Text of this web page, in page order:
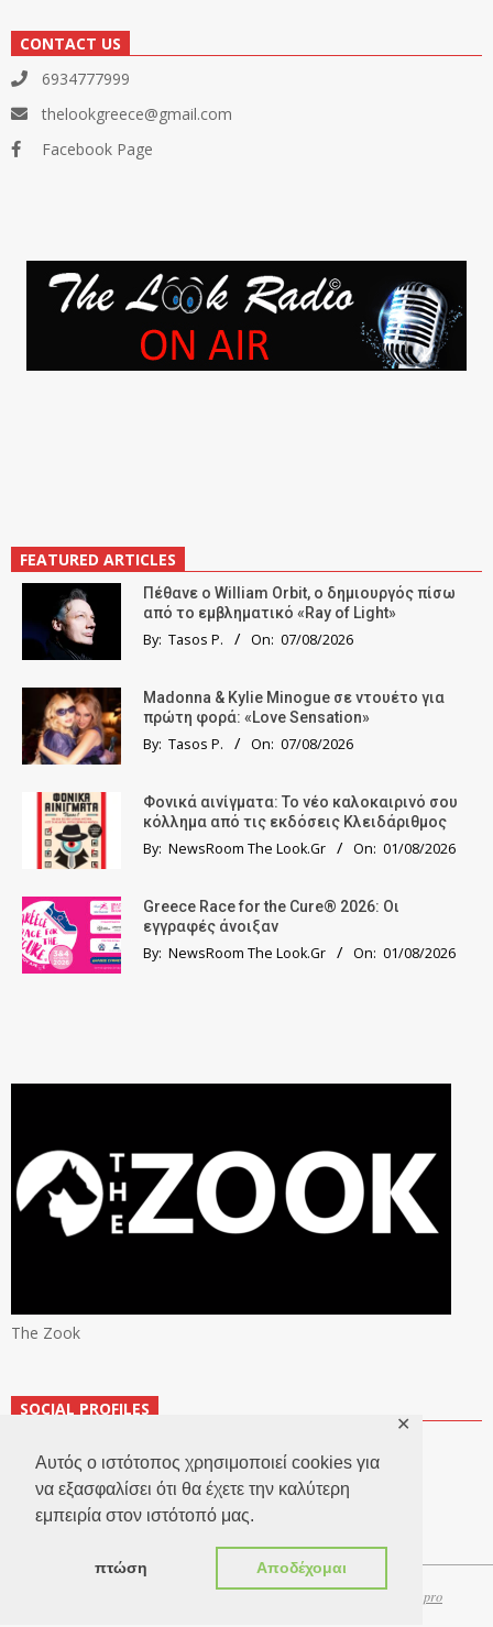
Αυτός ο ιστότοπος χρησιμοποιεί cookies για
να εξασφαλίσει ότι θα έχετε την καλύτερη
εμπειρία στον ιστότοπό μας.
πτώση Αποδέχομαι
✕
CONTACT US
6934777999
thelookgreece@gmail.com
Facebook Page
FEATURED ARTICLES
Πέθανε ο William Orbit, ο δημιουργός πίσω
από το εμβληματικό «Ray of Light»
By: Tasos P. On: 07/08/2026
Madonna & Kylie Minogue σε ντουέτο για
πρώτη φορά: «Love Sensation»
By: Tasos P. On: 07/08/2026
Φονικά αινίγματα: Το νέο καλοκαιρινό σου
κόλλημα από τις εκδόσεις Κλειδάριθμος
By: NewsRoom The Look.Gr On: 01/08/2026
Greece Race for the Cure® 2026: Οι
εγγραφές άνοιξαν
By: NewsRoom The Look.Gr On: 01/08/2026
The Zook
SOCIAL PROFILES
Websitepro